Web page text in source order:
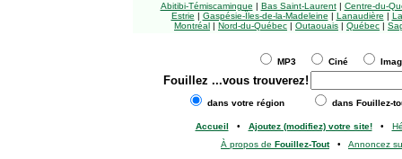
Abitibi-Témiscamingue | Bas Saint-Laurent| Centre-du-
Estrie | Gaspésie-Îles-de-la-Madeleine | Lanaudière |
Montréal | Nord-du-Québec | Outaouais | Québec |
MP3 Ciné
Fouillez ...vous trouverez!
dans votre région dans Fouillez-
Accueil • Ajoutez (modifiez) votre site!•
À propos de Fouillez-Tout• Annoncez